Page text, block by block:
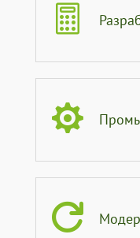


